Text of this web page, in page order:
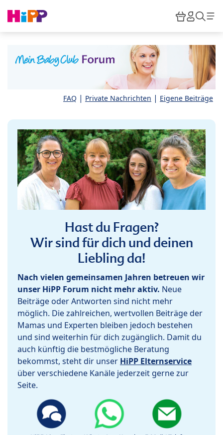
HiPP
FAQ | Private Nachrichten | Eigene Beiträge
Hast du Fragen?
Wir sind für dich und deinen
Liebling da!
Nach vielen gemeinsamen Jahren betreuen wir
unser HiPP Forum nicht mehr aktiv. Neue
Beiträge oder Antworten sind nicht mehr
möglich. Die zahlreichen, wertvollen Beiträge der
Mamas und Experten bleiben jedoch bestehen
und sind weiterhin für dich zugänglich. Damit du
auch künftig die bestmögliche Beratung
bekommst, steht dir unser HiPP Elternservice
über verschiedene Kanäle jederzeit gerne zur
Seite.